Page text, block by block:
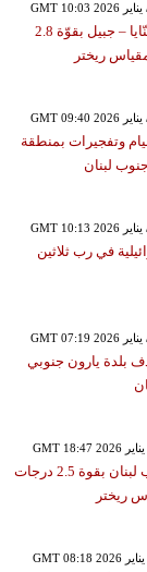
هزة أرضية تضرب عنّايا – جبيل بقوّة 2.8
ريختر
وتفجيرات بمنطقة
لبنان
في رب ثلاثين
بلدة يارون جنوبي
هزة أرضية جديدة تضرب لبنان بقوة 2.5 درجات
ريختر